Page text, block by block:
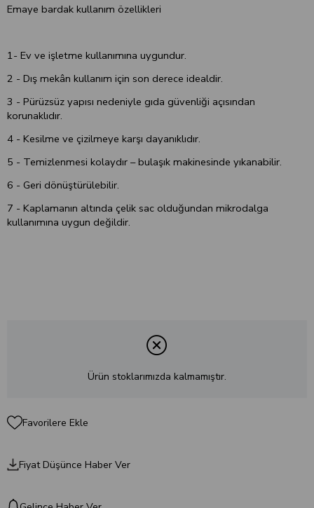
Emaye bardak kullanım özellikleri
1- Ev ve işletme kullanımına uygundur.
2 - Dış mekân kullanım için son derece idealdir.
3 - Pürüzsüz yapısı nedeniyle gıda güvenliği açısından
korunaklıdır.
4 - Kesilme ve çizilmeye karşı dayanıklıdır.
5 - Temizlenmesi kolaydır – bulaşık makinesinde yıkanabilir.
6 - Geri dönüştürülebilir.
7 - Kaplamanın altında çelik sac olduğundan mikrodalga
kullanımına uygun değildir.
Ürün stoklarımızda kalmamıştır.
Favorilere Ekle
Fiyat Düşünce Haber Ver